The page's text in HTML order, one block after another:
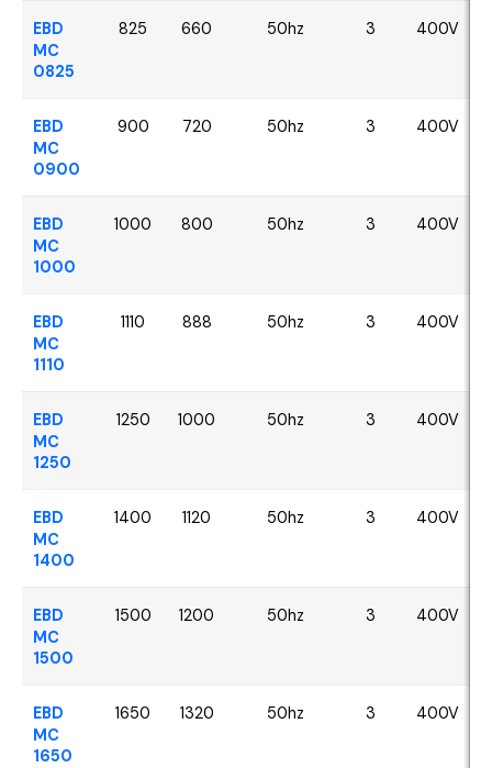
EBD
MC
0825
825 660 50hz 3 400V
EBD
MC
0900
900 720 50hz 3 400V
EBD
MC
1000
1000 800 50hz 3 400V
EBD
MC
1110
1110 888 50hz 3 400V
EBD
MC
1250
1250 1000 50hz 3 400V
EBD
MC
1400
1400 1120 50hz 3 400V
EBD
MC
1500
1500 1200 50hz 3 400V
EBD
MC
1650
1650 1320 50hz 3 400V